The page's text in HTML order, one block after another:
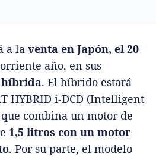
a la venta en Japón, el 20
año, en sus
híbrida. El híbrido estará
HYBRID i-DCD (Intelligent
combina un motor de
1,5 litros con un motor
. Por su parte, el modelo